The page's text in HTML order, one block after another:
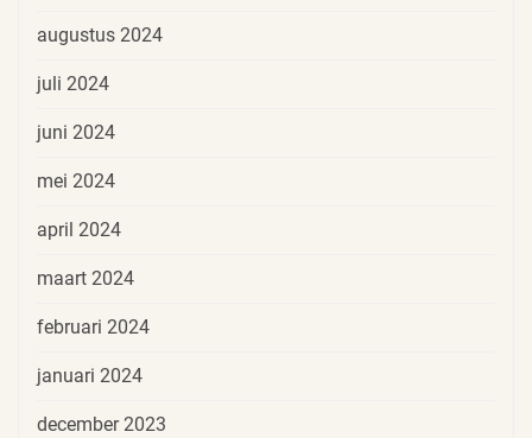
augustus 2024
juli 2024
juni 2024
mei 2024
april 2024
maart 2024
februari 2024
januari 2024
december 2023